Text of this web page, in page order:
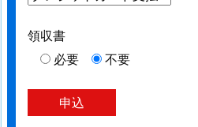
領収書
必要
不要